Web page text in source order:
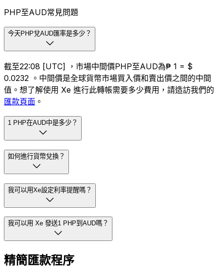
PHP至AUD常見問題
今天PHP兌AUD匯率是多少？
截至22:08 [UTC] ，市場中間價PHP至AUD為₱ 1 = $
0.0232 。中間價是全球貨幣市場買入價和賣出價之間的中間
值。想了解使用 Xe 進行此轉帳需要多少費用，請造訪我們的
匯款頁面 。
1 PHP在AUD中是多少？
如何進行貨幣兌換？
我可以用Xe設定利率提醒嗎？
我可以用 Xe 發送1 PHP到AUD嗎？
精簡匯款程序